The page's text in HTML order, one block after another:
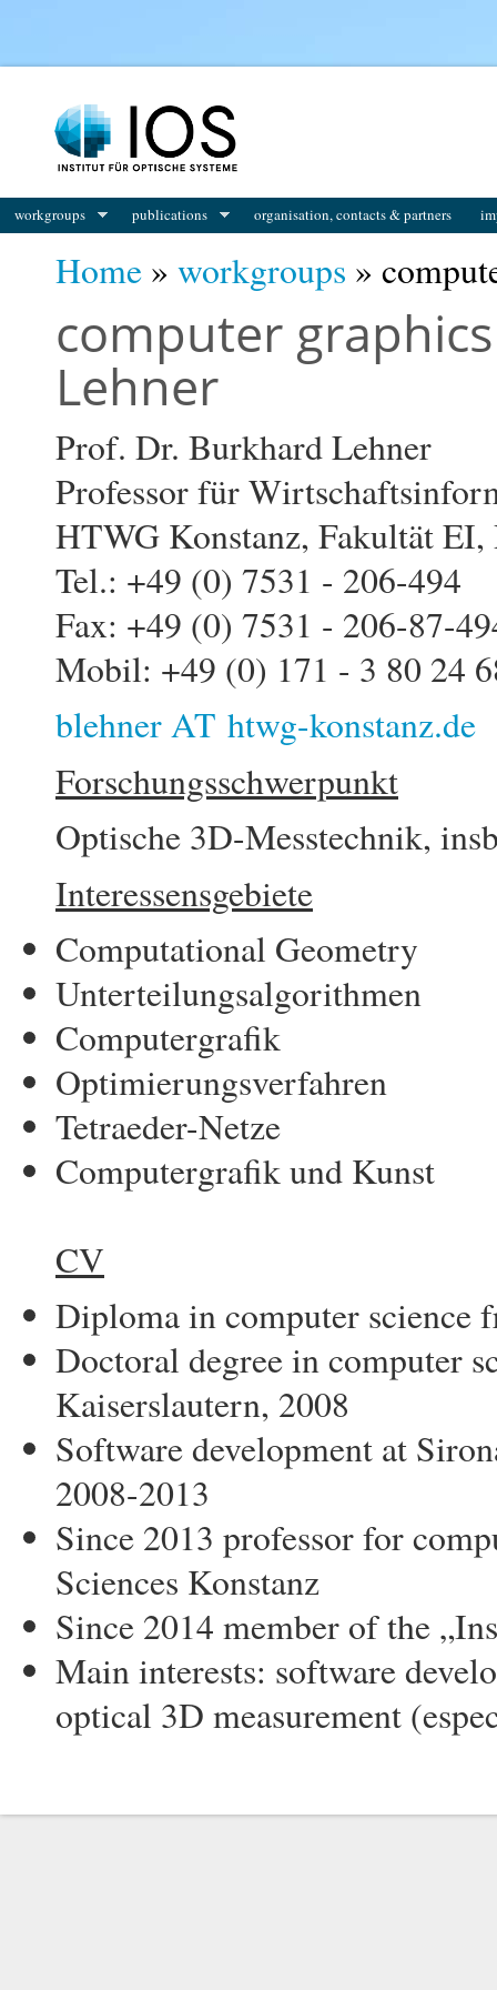
workgroups publications organisation, contacts & partners
Home » workgroups »
computer
Lehner
Prof. Dr. Burkhard Lehner
Professor für
HTWG Konstanz, Fakultät
Tel.: +49 (0) 7531 - 206-494
Fax: +49 (0) 7531 - 206-87-
Mobil: +49 (0) 171 - 3 80 24
blehner AT htwg-konstanz.de
Forschungsschwerpunkt
Optische 3D-Messtechnik,
Interessensgebiete
Computational Geometry
Unterteilungsalgorithmen
Computergrafik
Optimierungsverfahren
Tetraeder-Netze
Computergrafik und Kunst
CV
Diploma in computer science
Doctoral degree in computer
Kaiserslautern, 2008
Software development at
2008-2013
Since 2013 professor for
Sciences Konstanz
Since 2014 member of the
Main interests: software
optical 3D measurement